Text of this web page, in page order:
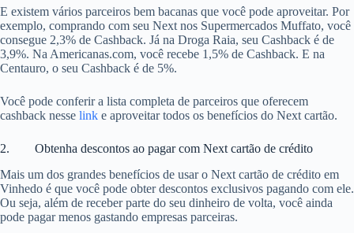
E existem vários parceiros bem bacanas que você pode aproveitar. Por
exemplo, comprando com seu Next nos Supermercados Muffato, você
consegue 2,3% de Cashback. Já na Droga Raia, seu Cashback é de
3,9%. Na Americanas.com, você recebe 1,5% de Cashback. E na
Centauro, o seu Cashback é de 5%.
Você pode conferir a lista completa de parceiros que oferecem
cashback nesse link e aproveitar todos os benefícios do Next cartão.
2. Obtenha descontos ao pagar com Next cartão de crédito
Mais um dos grandes benefícios de usar o Next cartão de crédito em
Vinhedo é que você pode obter descontos exclusivos pagando com ele.
Ou seja, além de receber parte do seu dinheiro de volta, você ainda
pode pagar menos gastando empresas parceiras.